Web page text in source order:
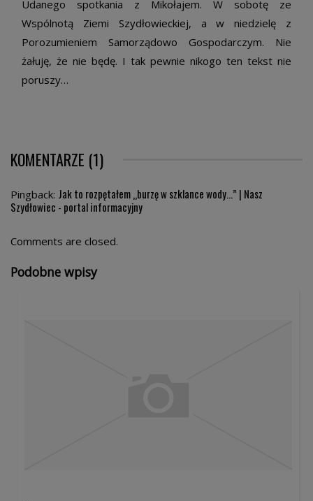
Udanego spotkania z Mikołajem. W sobotę ze
Wspólnotą Ziemi Szydłowieckiej, a w niedzielę z
Porozumieniem Samorządowo Gospodarczym. Nie
żałuję, że nie będę. I tak pewnie nikogo ten tekst nie
poruszy…
KOMENTARZE (1)
Pingback: Jak to rozpętałem „burzę w szklance wody…” | Nasz
Szydłowiec - portal informacyjny
Comments are closed.
Podobne wpisy